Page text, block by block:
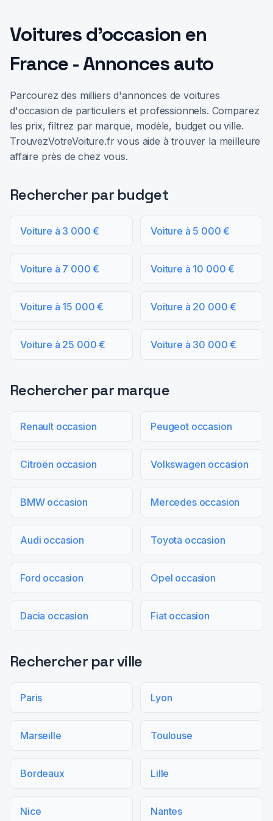
Voitures d'occasion en
France - Annonces auto
Parcourez des milliers d'annonces de voitures
d'occasion de particuliers et professionnels. Comparez
les prix, filtrez par marque, modèle, budget ou ville.
TrouvezVotreVoiture.fr vous aide à trouver la meilleure
affaire près de chez vous.
Rechercher par budget
Voiture à 3 000 € Voiture à 5 000 €
Voiture à 7 000 € Voiture à 10 000 €
Voiture à 15 000 € Voiture à 20 000 €
Voiture à 25 000 € Voiture à 30 000 €
Rechercher par marque
Renault occasion Peugeot occasion
Citroën occasion Volkswagen occasion
BMW occasion Mercedes occasion
Audi occasion Toyota occasion
Ford occasion Opel occasion
Dacia occasion Fiat occasion
Rechercher par ville
Paris Lyon
Marseille Toulouse
Bordeaux Lille
Nice Nantes